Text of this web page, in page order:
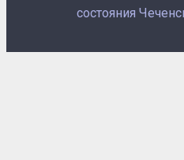
состояния